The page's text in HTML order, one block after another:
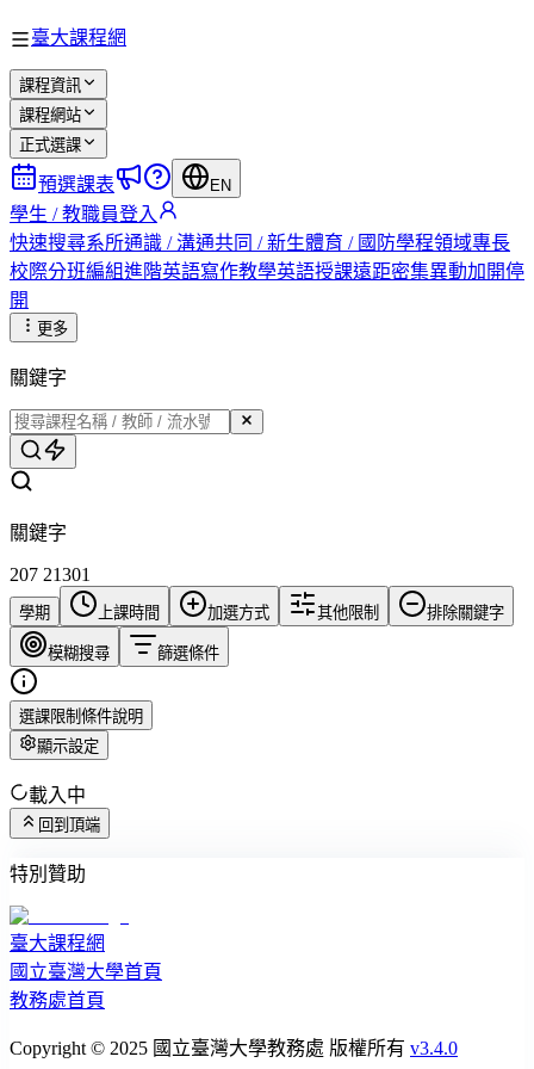
臺大課程網
課程資訊
課程網站
正式選課
預選課表 EN
學生 / 教職員登入
快速搜尋系所通識 / 溝通共同 / 新生體育 / 國防學程領域專長
校際分班編組進階英語寫作教學英語授課遠距密集異動加開停
開
更多
關鍵字
關鍵字
207 21301
學期 上課時間 加選方式 其他限制 排除關鍵字
模糊搜尋 篩選條件
選課限制條件說明
顯示設定
載入中
回到頂端
特別贊助
臺大課程網
國立臺灣大學首頁
教務處首頁
Copyright © 2025 國立臺灣大學教務處 版權所有 v3.4.0